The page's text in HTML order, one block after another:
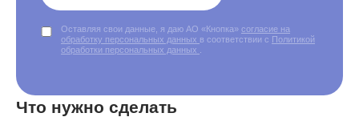
Оставляя свои данные, я даю АО «Кнопка» согласие на
обработку персональных данных в соответствии с Политикой
обработки персональных данных
Что нужно сделать